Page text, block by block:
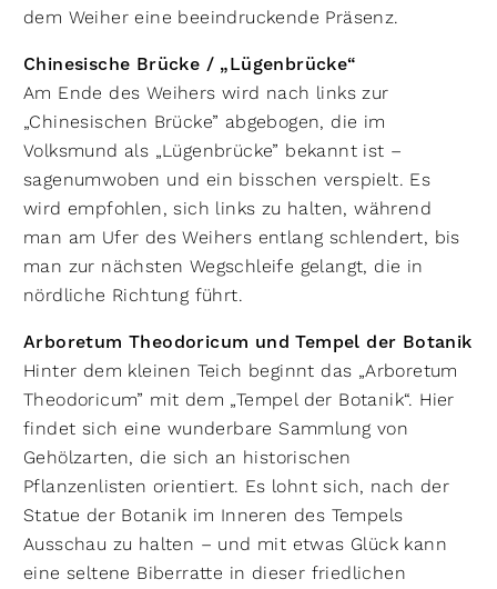
dem Weiher eine beeindruckende Präsenz.
Chinesische Brücke / „Lügenbrücke“
Am Ende des Weihers wird nach links zur
„Chinesischen Brücke” abgebogen, die im
Volksmund als „Lügenbrücke” bekannt ist –
sagenumwoben und ein bisschen verspielt. Es
wird empfohlen, sich links zu halten, während
man am Ufer des Weihers entlang schlendert, bis
man zur nächsten Wegschleife gelangt, die in
nördliche Richtung führt.
Arboretum Theodoricum und Tempel der Botanik
Hinter dem kleinen Teich beginnt das „Arboretum
Theodoricum” mit dem „Tempel der Botanik“. Hier
findet sich eine wunderbare Sammlung von
Gehölzarten, die sich an historischen
Pflanzenlisten orientiert. Es lohnt sich, nach der
Statue der Botanik im Inneren des Tempels
Ausschau zu halten – und mit etwas Glück kann
eine seltene Biberratte in dieser friedlichen